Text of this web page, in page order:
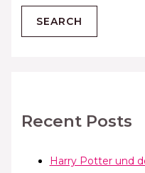
Recent Posts
Harry Potter und